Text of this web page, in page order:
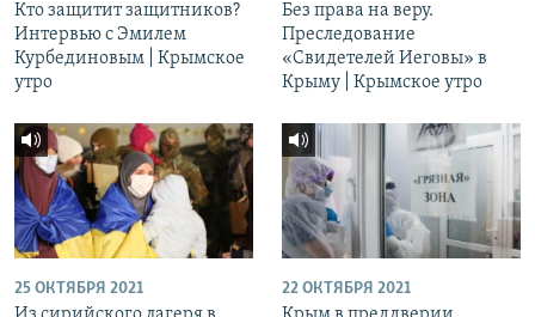
Кто защитит защитников?
Интервью с Эмилем
Курбединовым | Крымское
утро
Без права на веру.
Преследование
«Свидетелей Иеговы» в
Крыму | Крымское утро
25 ОКТЯБРЯ 2021 22 ОКТЯБРЯ 2021